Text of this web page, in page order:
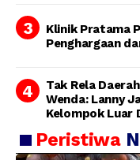
Klinik Pratama
Penghargaan
Tak Rela
Wenda: Lanny
Kelompok Luar
Peristiwa